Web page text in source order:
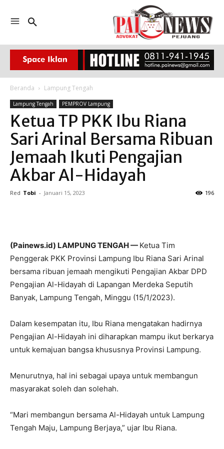
Beranda Lampung Tengah
Lampung Tengah PEMPROV Lampung
Ketua TP PKK Ibu Riana
Sari Arinal Bersama Ribuan
Jemaah Ikuti Pengajian
Akbar Al-Hidayah
Red Tobi - Januari 15, 2023 196
(Painews.id) LAMPUNG TENGAH — Ketua Tim
Penggerak PKK Provinsi Lampung Ibu Riana Sari Arinal
bersama ribuan jemaah mengikuti Pengajian Akbar DPD
Pengajian Al-Hidayah di Lapangan Merdeka Seputih
Banyak, Lampung Tengah, Minggu (15/1/2023).
Dalam kesempatan itu, Ibu Riana mengatakan hadirnya
Pengajian Al-Hidayah ini diharapkan mampu ikut berkarya
untuk kemajuan bangsa khususnya Provinsi Lampung.
Menurutnya, hal ini sebagai upaya untuk membangun
masyarakat soleh dan solehah.
“Mari membangun bersama Al-Hidayah untuk Lampung
Tengah Maju, Lampung Berjaya,” ujar Ibu Riana.